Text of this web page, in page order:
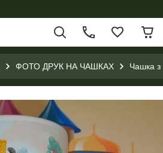
ФОТО ДРУК НА ЧАШКАХ Чашка з